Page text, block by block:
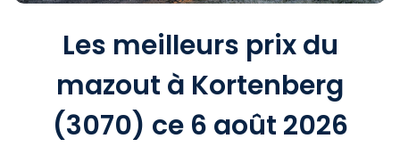
Les meilleurs prix du
mazout à Kortenberg
(3070) ce 6 août 2026